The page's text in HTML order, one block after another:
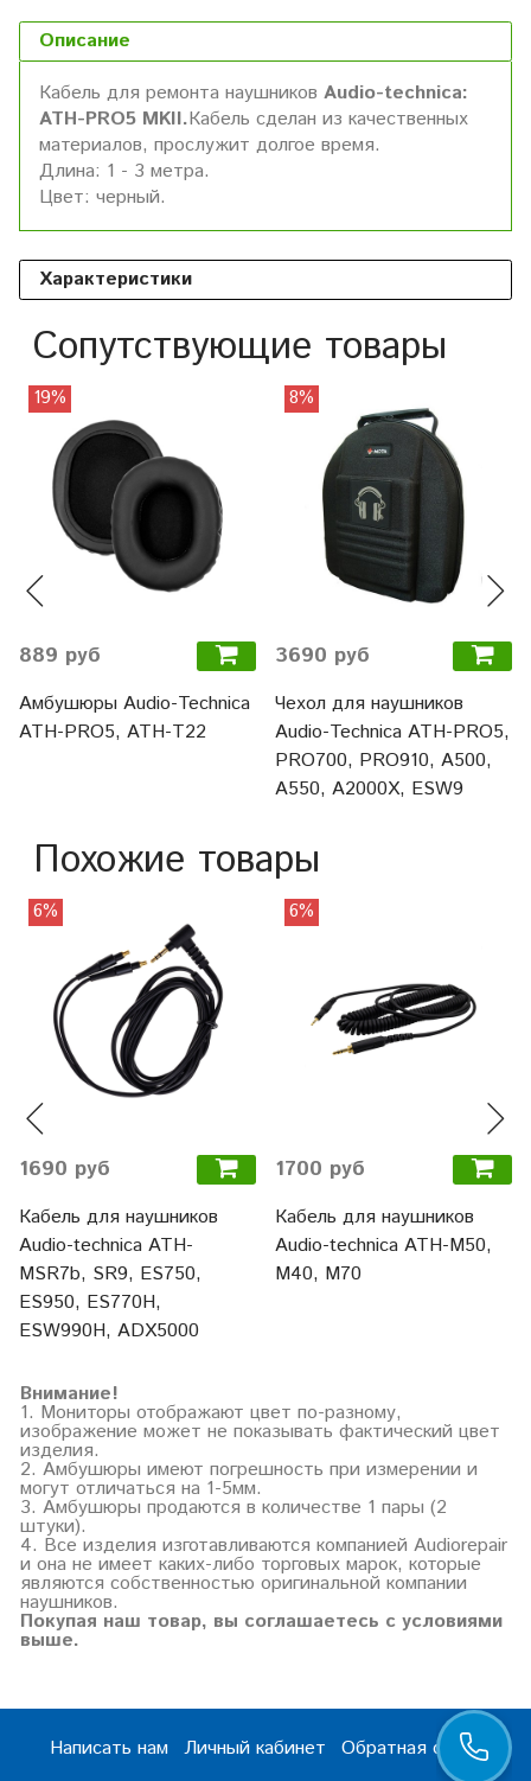
Описание
Кабель для ремонта наушников Audio-technica:
ATH-PRO5 MKII.Кабель сделан из качественных
материалов, прослужит долгое время.
Длина: 1 - 3 метра.
Цвет: черный.
Характеристики
Сопутствующие товары
19%
889 руб
Амбушюры Audio-Technica
ATH-PRO5, ATH-T22
8%
3690 руб
Чехол для наушников
Audio-Technica ATH-PRO5,
PRO700, PRO910, A500,
A550, A2000X, ESW9
Похожие товары
6%
1690 руб
Кабель для наушников
Audio-technica ATH-
MSR7b, SR9, ES750,
ES950, ES770H,
ESW990H, ADX5000
6%
1700 руб
Кабель для наушников
Audio-technica ATH-M50,
M40, M70
Внимание!
1. Мониторы отображают цвет по-разному,
изображение может не показывать фактический цвет
изделия.
2. Амбушюры имеют погрешность при измерении и
могут отличаться на 1-5мм.
3. Амбушюры продаются в количестве 1 пары (2
штуки).
4. Все изделия изготавливаются компанией Audiorepair
и она не имеет каких-либо торговых марок, которые
являются собственностью оригинальной компании
наушников.
Покупая наш товар, вы соглашаетесь с условиями
выше.
Написать нам Личный кабинет
Обратная связь